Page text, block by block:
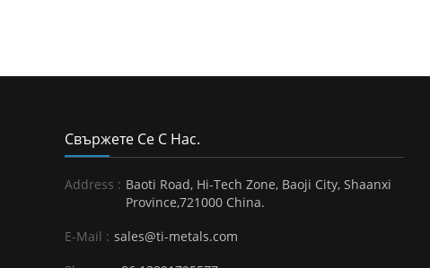
Свържете Се С Нас.
Address : Baoti Road, Hi-Tech Zone, Baoji City, Shaanxi
Province,721000 China.
E-Mail : sales@ti-metals.com